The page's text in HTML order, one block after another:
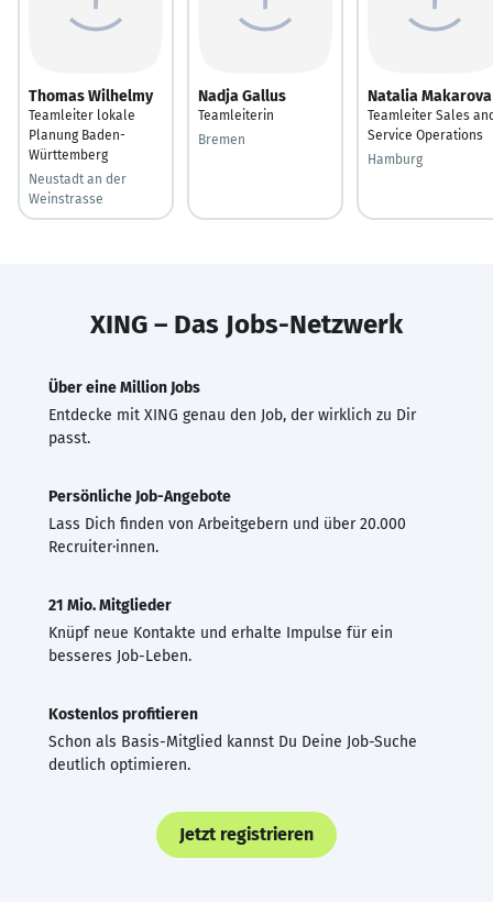
Thomas Wilhelmy
Teamleiter lokale
Planung Baden-
Württemberg
Neustadt an der
Weinstrasse
Nadja Gallus
Teamleiterin
Bremen
Natalia Makarova
Teamleiter Sales
Service Operations
Hamburg
XING – Das Jobs-Netzwerk
Über eine Million Jobs
Entdecke mit XING genau den Job, der wirklich zu Dir
passt.
Persönliche Job-Angebote
Lass Dich finden von Arbeitgebern und über 20.000
Recruiter·innen.
21 Mio. Mitglieder
Knüpf neue Kontakte und erhalte Impulse für ein
besseres Job-Leben.
Kostenlos profitieren
Schon als Basis-Mitglied kannst Du Deine Job-Suche
deutlich optimieren.
Jetzt registrieren